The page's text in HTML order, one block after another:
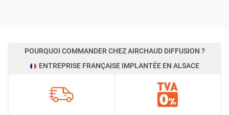
POURQUOI COMMANDER CHEZ AIRCHAUD DIFFUSION ?
ENTREPRISE FRANÇAISE IMPLANTÉE EN ALSACE